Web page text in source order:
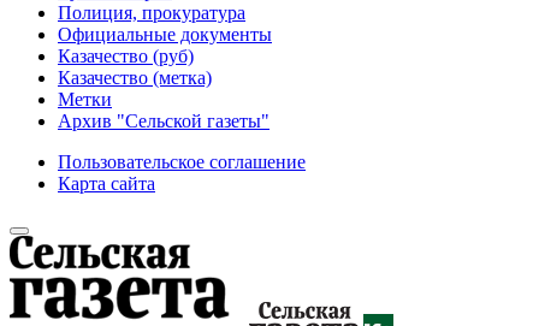
Полиция, прокуратура
Официальные документы
Казачество (руб)
Казачество (метка)
Метки
Архив "Сельской газеты"
Пользовательское соглашение
Карта сайта